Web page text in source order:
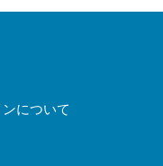
について